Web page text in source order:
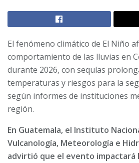
El fenómeno climático de El Niño
comportamiento de las lluvias en
durante 2026, con sequías
temperaturas y riesgos para la
según informes de instituciones
región.
En Guatemala, el Instituto
Vulcanología, Meteorología e
advirtió que el evento impactará